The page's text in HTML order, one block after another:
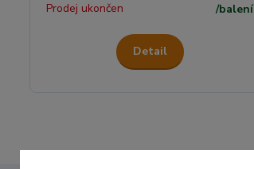
/balení
Prodej ukončen
Detail